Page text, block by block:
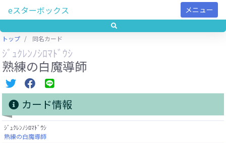
eスターボックス メニュー
トップ 同名カード
ｼﾞｭｸﾚﾝﾉｼﾛﾏﾄﾞｳｼ
熟練の白魔導師
カード情報
ｼﾞｭｸﾚﾝﾉｼﾛﾏﾄﾞｳｼ
熟練の白魔導師